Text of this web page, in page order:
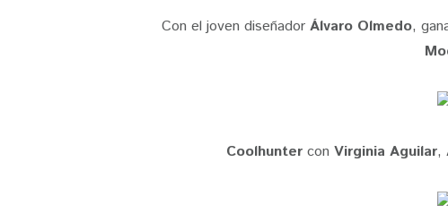
Con el joven diseñador Álvaro Olmedo,
Coolhuntercon Virginia Aguilar,